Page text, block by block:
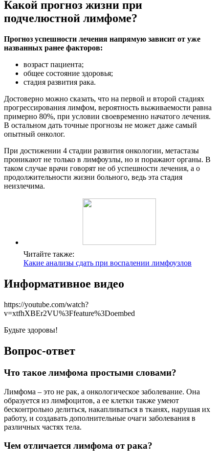
Какой прогноз жизни при
подчелюстной лимфоме?
Прогноз успешности лечения напрямую зависит от уже
названных ранее факторов:
возраст пациента;
общее состояние здоровья;
стадия развития рака.
Достоверно можно сказать, что на первой и второй стадиях
прогрессирования лимфом, вероятность выживаемости равна
примерно 80%, при условии своевременно начатого лечения.
В остальном дать точные прогнозы не может даже самый
опытный онколог.
При достижении 4 стадии развития онкологии, метастазы
проникают не только в лимфоузлы, но и поражают органы. В
таком случае врачи говорят не об успешности лечения, а о
продолжительности жизни больного, ведь эта стадия
неизлечима.
Читайте также:
Какие анализы сдать при воспалении лимфоузлов
Информативное видео
https://youtube.com/watch?
v=xtfhXBEr2VU%3Ffeature%3Doembed
Будьте здоровы!
Вопрос-ответ
Что такое лимфома простыми словами?
Лимфома – это не рак, а онкологическое заболевание. Она
образуется из лимфоцитов, а ее клетки также умеют
бесконтрольно делиться, накапливаться в тканях, нарушая их
работу, и создавать дополнительные очаги заболевания в
различных частях тела.
Чем отличается лимфома от рака?